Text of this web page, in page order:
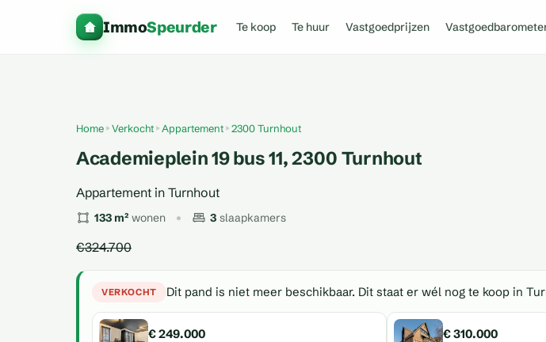
ImmoSpeurder Te koop Te huur Vastgoedprijzen
Home Verkocht Appartement 2300 Turnhout
Academieplein 19 bus 11, 2300 Turnhout
Appartement in Turnhout
133 m² wonen 3 slaapkamers
€324.700
VERKOCHT Dit pand is niet meer beschikbaar. Dit staat er wél nog te koop in
€ 249.000 € 310.000